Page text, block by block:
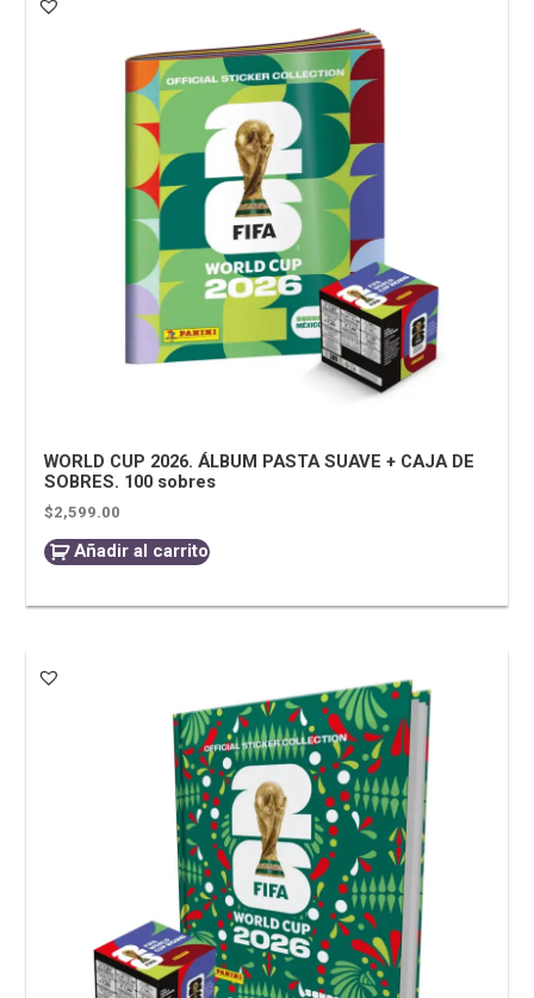
WORLD CUP 2026. ÁLBUM PASTA SUAVE + CAJA DE
SOBRES. 100 sobres
$2,599.00
Añadir al carrito